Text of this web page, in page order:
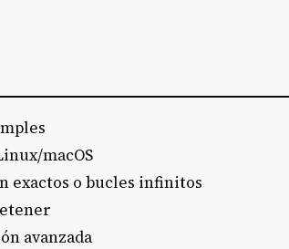
macOS
exactos o bucles infinitos
avanzada